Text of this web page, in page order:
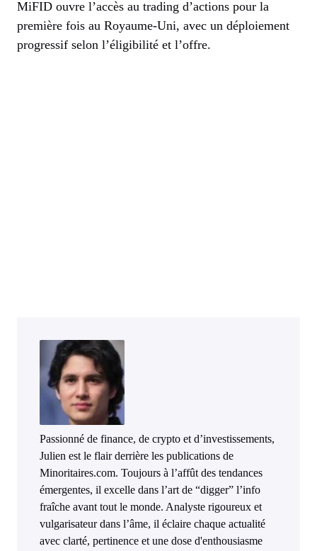
MiFID ouvre l’accès au trading d’actions pour la
première fois au Royaume-Uni, avec un déploiement
progressif selon l’éligibilité et l’offre.
Passionné de finance, de crypto et d’investissements,
Julien est le flair derrière les publications de
Minoritaires.com. Toujours à l’affût des tendances
émergentes, il excelle dans l’art de “digger” l’info
fraîche avant tout le monde. Analyste rigoureux et
vulgarisateur dans l’âme, il éclaire chaque actualité
avec clarté, pertinence et une dose d'enthousiasme